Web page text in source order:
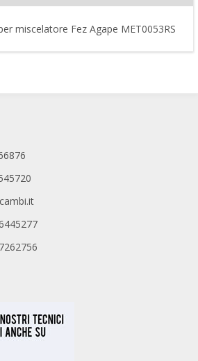
miscelatore Fez Agape MET0053RS